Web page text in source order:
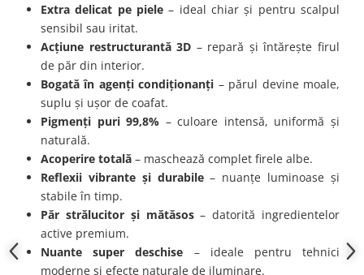
Extra delicat pe piele – ideal chiar și pentru scalpul
sensibil sau iritat.
Acțiune restructurantă 3D – repară și întărește firul
de păr din interior.
Bogată în agenți condiționanți – părul devine moale,
suplu și ușor de coafat.
Pigmenți puri 99,8% – culoare intensă, uniformă și
naturală.
Acoperire totală – maschează complet firele albe.
Reflexii vibrante și durabile– nuanțe luminoase și
stabile în timp.
Păr strălucitor și mătăsos– datorită ingredientelor
active premium.
Nuante super deschise – ideale pentru tehnici
moderne și efecte naturale de iluminare.